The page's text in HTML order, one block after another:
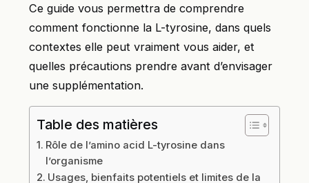
Ce guide vous permettra de comprendre
comment fonctionne la L-tyrosine, dans quels
contextes elle peut vraiment vous aider, et
quelles précautions prendre avant d’envisager
une supplémentation.
Table des matières
Rôle de l’amino acid L-tyrosine dans
l’organisme
Usages, bienfaits potentiels et limites de la